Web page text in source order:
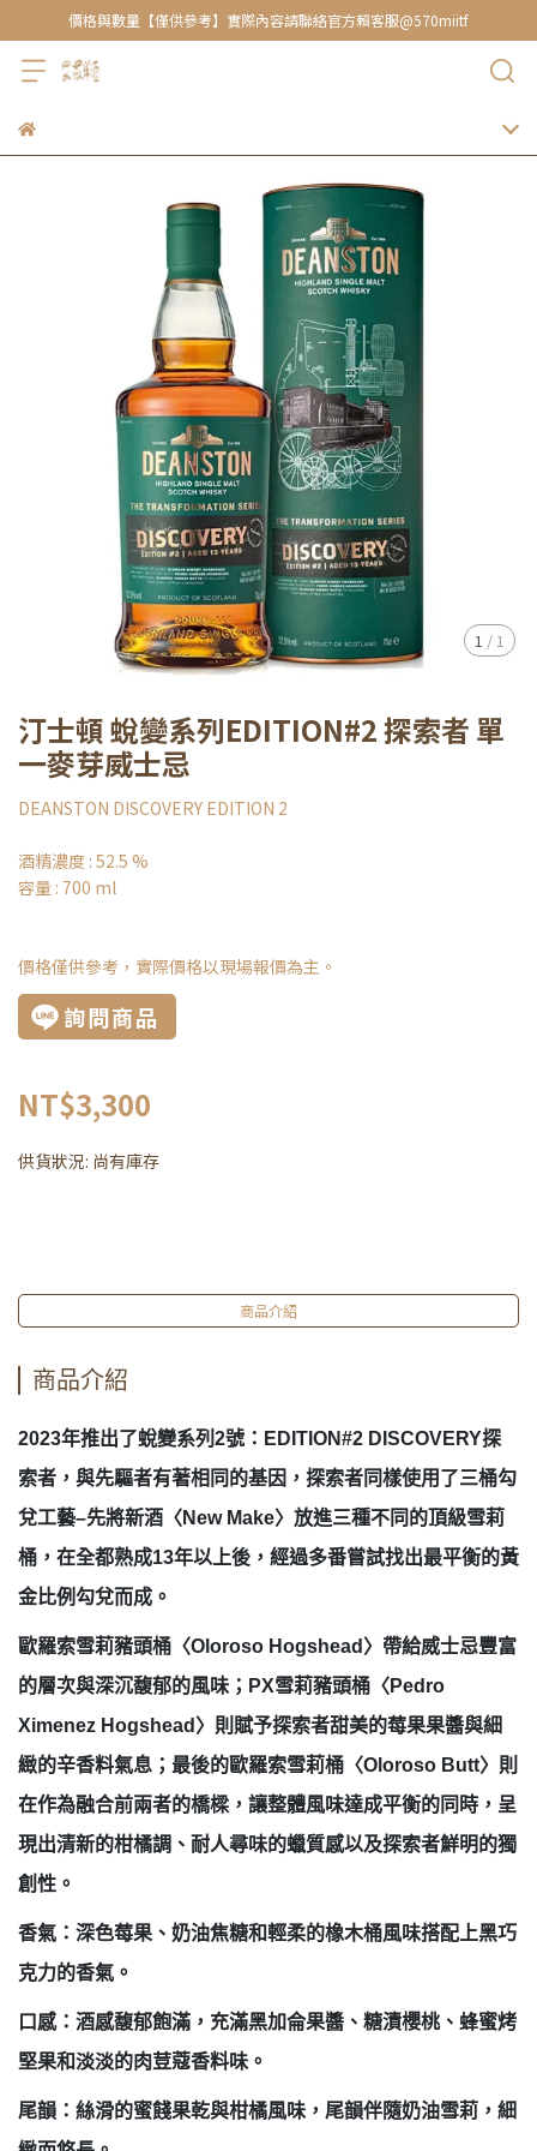
價格與數量【僅供參考】實際內容請聯絡官方賴客服@570miitf
1 / 1
汀士頓 蛻變系列EDITION#2 探索者 單
一麥芽威士忌
DEANSTON DISCOVERY EDITION 2
酒精濃度 : 52.5 %
容量 : 700 ml
價格僅供參考，實際價格以現場報價為主。
詢問商品
NT$3,300
供貨狀況: 尚有庫存
商品介紹
商品介紹
2023年推出了蛻變系列2號：EDITION#2 DISCOVERY探
索者，與先驅者有著相同的基因，探索者同樣使用了三桶勾
兌工藝–先將新酒〈New Make〉放進三種不同的頂級雪莉
桶，在全都熟成13年以上後，經過多番嘗試找出最平衡的黃
金比例勾兌而成。
歐羅索雪莉豬頭桶〈Oloroso Hogshead〉帶給威士忌豐富
的層次與深沉馥郁的風味；PX雪莉豬頭桶〈Pedro
Ximenez Hogshead〉則賦予探索者甜美的莓果果醬與細
緻的辛香料氣息；最後的歐羅索雪莉桶〈Oloroso Butt〉則
在作為融合前兩者的橋樑，讓整體風味達成平衡的同時，呈
現出清新的柑橘調、耐人尋味的蠟質感以及探索者鮮明的獨
創性。
香氣：深色莓果、奶油焦糖和輕柔的橡木桶風味搭配上黑巧
克力的香氣。
口感：酒感馥郁飽滿，充滿黑加侖果醬、糖漬櫻桃、蜂蜜烤
堅果和淡淡的肉荳蔻香料味。
尾韻：絲滑的蜜餞果乾與柑橘風味，尾韻伴隨奶油雪莉，細